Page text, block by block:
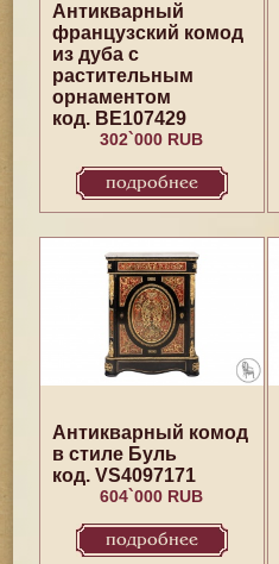
Антикварный
французский комод
из дуба с
растительным
орнаментом
код. BE107429
302`000 RUB
подробнее
Антикварный комод
в стиле Буль
код. VS4097171
604`000 RUB
подробнее